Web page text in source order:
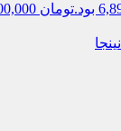
تومان